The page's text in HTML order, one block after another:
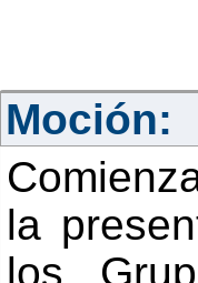
Moción:
la
los